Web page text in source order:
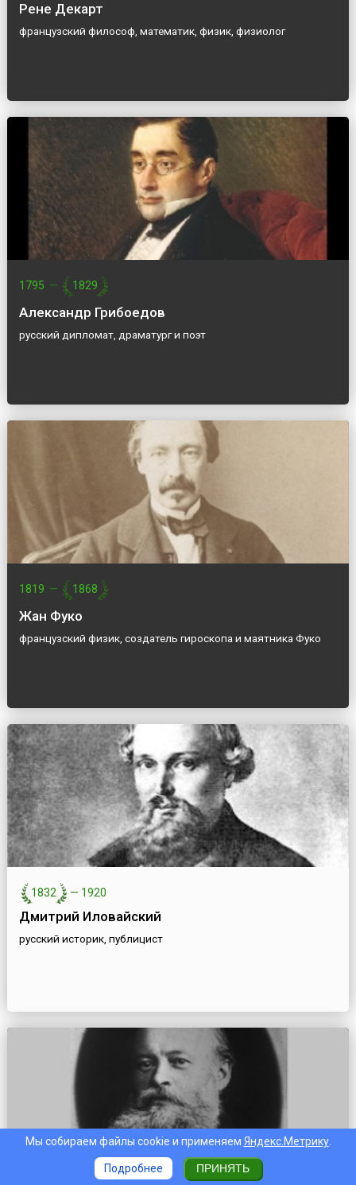
Рене Декарт
французский философ, математик, физик, физиолог
1795 — 1829
Александр Грибоедов
русский дипломат, драматург и поэт
1819 — 1868
Жан Фуко
французский физик, создатель гироскопа и маятника Фуко
1832 — 1920
Дмитрий Иловайский
русский историк, публицист
Мы собираем файлы cookie и применяем Яндекс.Метрику.
Подробнее ПРИНЯТЬ